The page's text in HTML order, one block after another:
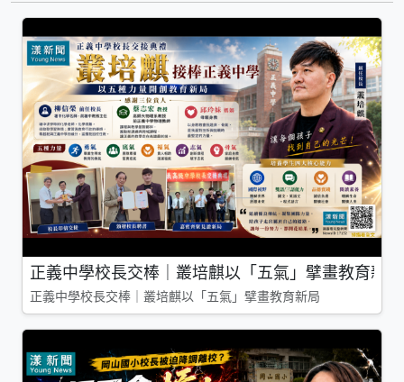
正義中學校長交棒｜叢培麒以「五氣」擘畫教育新局
正義中學校長交棒｜叢培麒以「五氣」擘畫教育新局